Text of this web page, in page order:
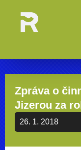
Zpráva o
Jizerou za
26. 1. 2018